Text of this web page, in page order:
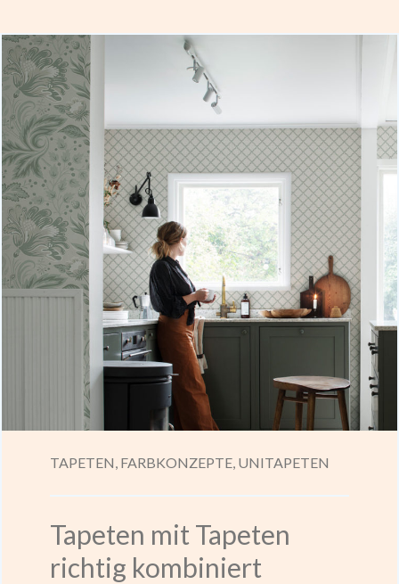
TAPETEN, FARBKONZEPTE, UNITAPETEN
Tapeten mit Tapeten
richtig kombiniert